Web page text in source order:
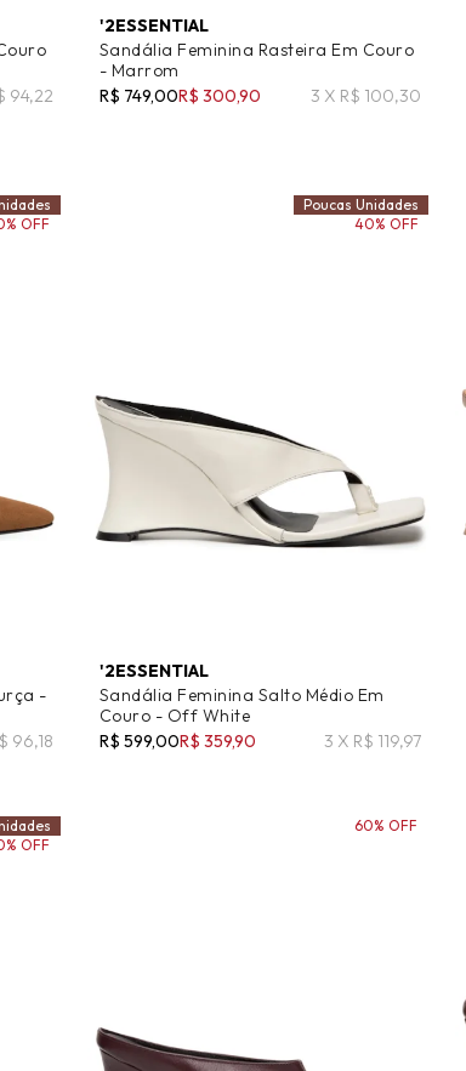
94,22
'2ESSENTIAL
Sandália Feminina Rasteira Em Couro
- Marrom
R$ 749,00R$ 300,90 3 X R$ 100,30
-
96,18
OFF
'2ESSENTIAL
Sandália Feminina Salto Médio Em
Couro - Off White
R$ 599,00R$ 359,90 3 X R$ 119,97
Poucas Unidades
40% OFF
OFF
60% OFF